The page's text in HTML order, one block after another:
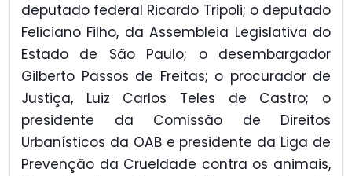
deputado federal Ricardo Tripoli; o deputado
Feliciano Filho, da Assembleia Legislativa do
Estado de São Paulo; o desembargador
Gilberto Passos de Freitas; o procurador de
Justiça, Luiz Carlos Teles de Castro; o
presidente da Comissão de Direitos
Urbanísticos da OAB e presidente da Liga de
Prevenção da Crueldade contra os animais,